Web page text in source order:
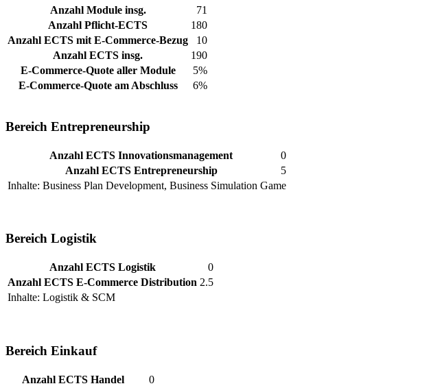
Anzahl Module insg.
71
Anzahl Pflicht-ECTS
180
Anzahl ECTS mit E-Commerce-Bezug
10
Anzahl ECTS insg.
190
E-Commerce-Quote aller Module
5%
E-Commerce-Quote am Abschluss
6%
Bereich Entrepreneurship
Anzahl ECTS Innovationsmanagement
0
Anzahl ECTS Entrepreneurship
5
Inhalte: Business Plan Development, Business Simulation Game
Bereich Logistik
Anzahl ECTS Logistik
0
Anzahl ECTS E-Commerce Distribution 2.5
Inhalte: Logistik & SCM
Bereich Einkauf
Anzahl ECTS Handel
0